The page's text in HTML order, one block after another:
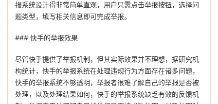
报系统设计得非常简单直观，用户只需点击举报按钮，选择问
题类型，填写相关信息即可完成举报。
### 快手的举报效果
尽管快手提供了举报机制，但其实际效果并不理想，据研究机
构统计，快手的举报系统在处理违规行为方面存在诸多问题，
快手的举报系统不够透明，举报者很难了解自己的举报是否被
处理，以及处理结果如何，快手的举报系统缺乏有效的反馈机